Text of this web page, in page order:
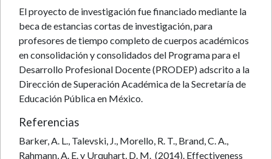
El proyecto de investigación fue financiado mediante la
beca de estancias cortas de investigación, para
profesores de tiempo completo de cuerpos académicos
en consolidación y consolidados del Programa para el
Desarrollo Profesional Docente (PRODEP) adscrito a la
Dirección de Superación Académica de la Secretaría de
Educación Pública en México.
Referencias
Barker, A. L., Talevski, J., Morello, R. T., Brand, C. A.,
Rahmann, A. E. y Urquhart, D. M. (2014). Effectiveness